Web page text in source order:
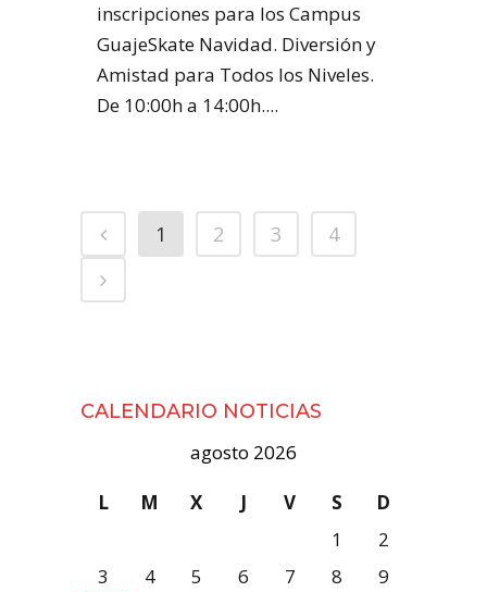
inscripciones para los Campus
GuajeSkate Navidad. Diversión y
Amistad para Todos los Niveles.
De 10:00h a 14:00h....
1 2 3 4
CALENDARIO NOTICIAS
agosto 2026
L
M X J V S
D
1
2
3
4 5 6 7 8
9